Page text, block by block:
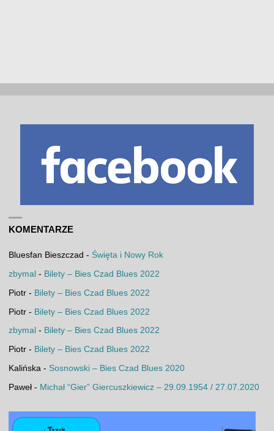
KOMENTARZE
Bluesfan Bieszczad - Święta i Nowy Rok
zbymal - Bilety – Bies Czad Blues 2022
Piotr- Bilety – Bies Czad Blues 2022
Piotr- Bilety – Bies Czad Blues 2022
zbymal - Bilety – Bies Czad Blues 2022
Piotr- Bilety – Bies Czad Blues 2022
Kalińska - Sosnowski – Bies Czad Blues 2020
Paweł- Michał “Gier” Giercuszkiewicz – 29.09.1954 / 27.07.2020